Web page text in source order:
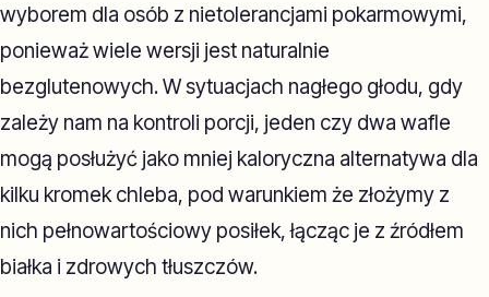
wyborem dla osób z nietolerancjami pokarmowymi,
ponieważ wiele wersji jest naturalnie
bezglutenowych. W sytuacjach nagłego głodu, gdy
zależy nam na kontroli porcji, jeden czy dwa wafle
mogą posłużyć jako mniej kaloryczna alternatywa dla
kilku kromek chleba, pod warunkiem że złożymy z
nich pełnowartościowy posiłek, łącząc je z źródłem
białka i zdrowych tłuszczów.